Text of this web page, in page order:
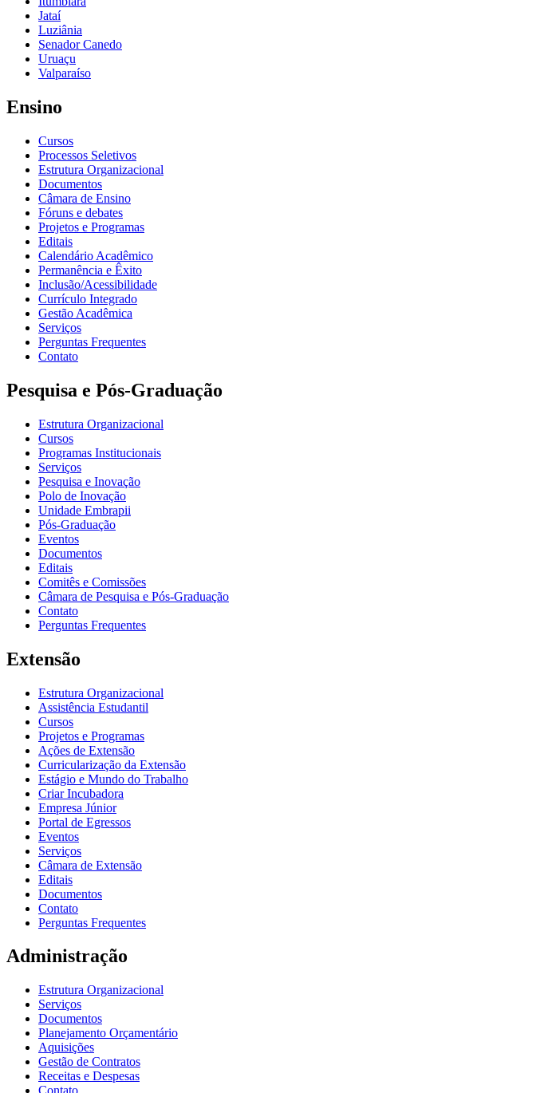
Jataí
Luziânia
Senador Canedo
Uruaçu
Valparaíso
Ensino
Cursos
Processos Seletivos
Estrutura Organizacional
Documentos
Câmara de Ensino
Fóruns e debates
Projetos e Programas
Editais
Calendário Acadêmico
Permanência e Êxito
Inclusão/Acessibilidade
Currículo Integrado
Gestão Acadêmica
Serviços
Perguntas Frequentes
Contato
Pesquisa e Pós-Graduação
Estrutura Organizacional
Cursos
Programas Institucionais
Serviços
Pesquisa e Inovação
Polo de Inovação
Unidade Embrapii
Pós-Graduação
Eventos
Documentos
Editais
Comitês e Comissões
Câmara de Pesquisa e Pós-Graduação
Contato
Perguntas Frequentes
Extensão
Estrutura Organizacional
Assistência Estudantil
Cursos
Projetos e Programas
Ações de Extensão
Curricularização da Extensão
Estágio e Mundo do Trabalho
Criar Incubadora
Empresa Júnior
Portal de Egressos
Eventos
Serviços
Câmara de Extensão
Editais
Documentos
Contato
Perguntas Frequentes
Administração
Estrutura Organizacional
Serviços
Documentos
Planejamento Orçamentário
Aquisições
Gestão de Contratos
Receitas e Despesas